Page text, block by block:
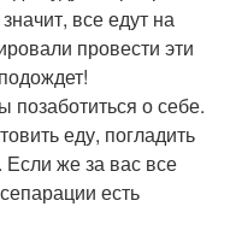
все едут на
провести эти
о себе.
еду, погладить
Если же за вас все
есть